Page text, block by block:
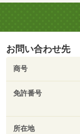
お問い合わせ先
商号
免許番号
所在地